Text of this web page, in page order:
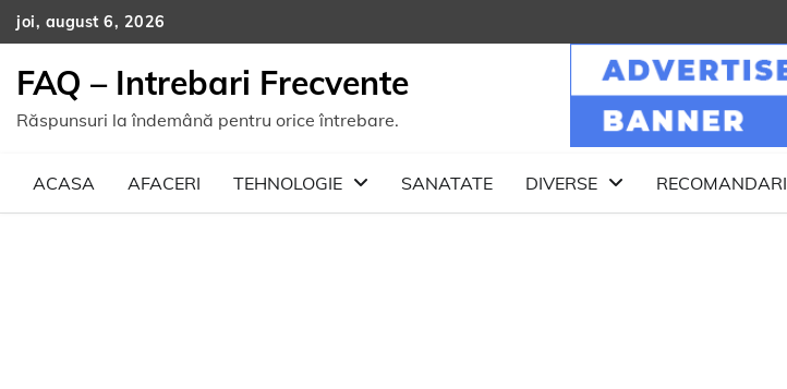
Skip
to
joi, august 6, 2026
FAQ – Intrebari Frecvente
Răspunsuri la îndemână pentru orice întrebare.
ACASA AFACERI TEHNOLOGIE SANATATE DIVERSE RECOMANDARI